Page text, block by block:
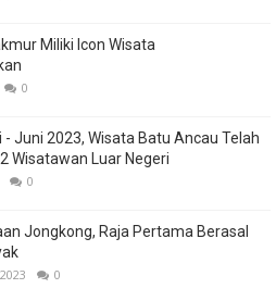
Miliki Icon Wisata
0
Juni 2023, Wisata Batu Ancau Telah
Wisatawan Luar Negeri
0
Jongkong, Raja Pertama Berasal
0